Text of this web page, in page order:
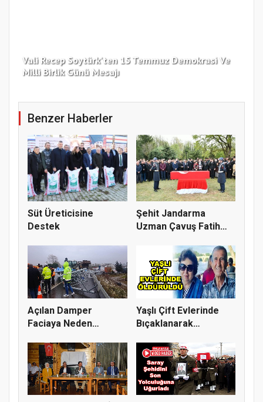
Vali Recep Soytürk'ten 15 Temmuz Demokrasi Ve
Milli Birlik Günü Mesajı
Benzer Haberler
Süt Üreticisine
Destek
Şehit Jandarma
Uzman Çavuş Fatih
Açılan Damper
Faciaya Neden
Yaşlı Çift Evlerinde
Bıçaklanarak